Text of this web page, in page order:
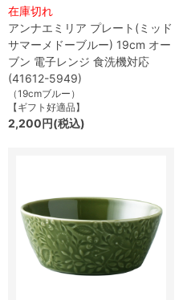
在庫切れ
アンナエミリア プレート(ミッド
サマーメドーブルー) 19cm オー
ブン 電子レンジ 食洗機対応
(41612-5949)
（19cmブルー）
【ギフト好適品】
2,200円(税込)